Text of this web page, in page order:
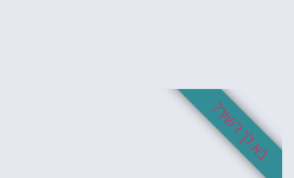
בא לך לשיר?